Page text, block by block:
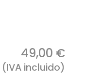
49,00 €
(IVA incluido)